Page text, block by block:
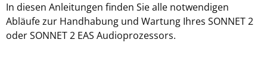
In diesen Anleitungen finden Sie alle notwendigen
Abläufe zur Handhabung und Wartung Ihres SONNET 2
oder SONNET 2 EAS Audioprozessors.